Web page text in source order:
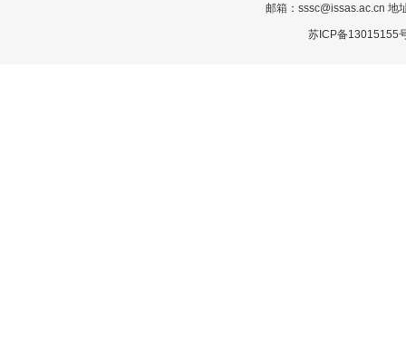
邮箱：sssc@issas.ac.cn 地
苏ICP备13015155